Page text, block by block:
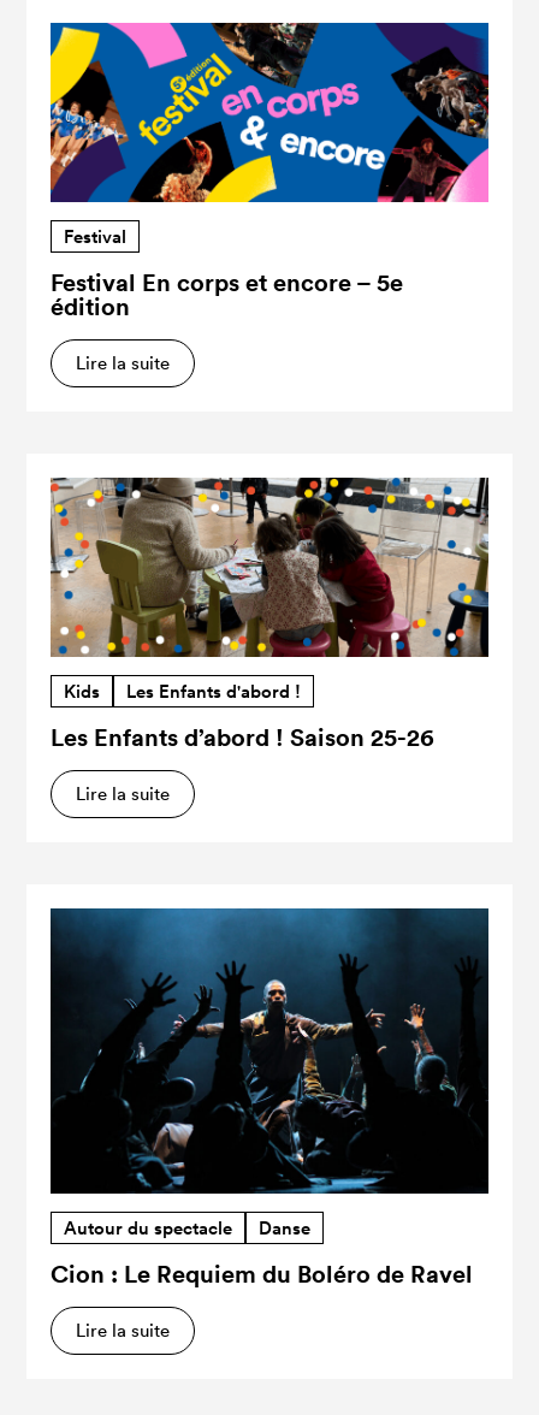
Festival
Festival En corps et encore – 5e
édition
Lire la suite
Kids Les Enfants d'abord !
Les Enfants d’abord ! Saison 25-26
Lire la suite
Autour du spectacle Danse
Cion : Le Requiem du Boléro de Ravel
Lire la suite